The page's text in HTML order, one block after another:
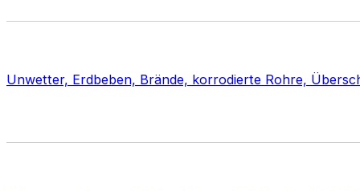
Unwetter, Erdbeben, Brände, korrodierte Rohre,